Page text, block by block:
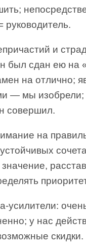
руководитель.
и
был сдан ею на
на отлично;
— мы
совершил.
на
усилители:
у нас
скидки.